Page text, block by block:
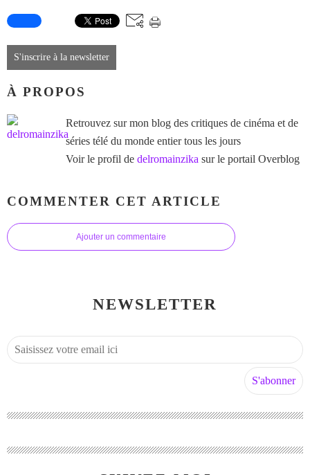
S'inscrire à la newsletter
À PROPOS
Retrouvez sur mon blog des critiques de cinéma et de
séries télé du monde entier tous les jours
Voir le profil de delromainzika sur le portail Overblog
COMMENTER CET ARTICLE
Ajouter un commentaire
NEWSLETTER